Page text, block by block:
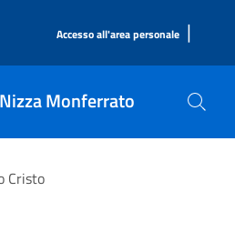
Accesso all'area personale |
Monferrato
Cristo